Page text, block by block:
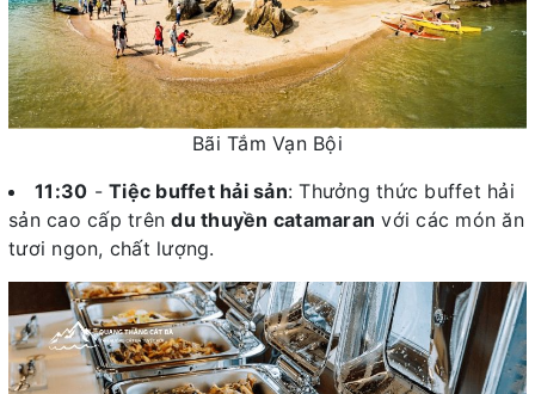
Bãi Tắm Vạn Bội
11:30 - Tiệc buffet hải sản: Thưởng thức buffet hải
sản cao cấp trêndu thuyền catamaran với các món ăn
tươi ngon, chất lượng.